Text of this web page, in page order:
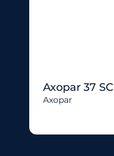
Axopar 37 SC
Axopar